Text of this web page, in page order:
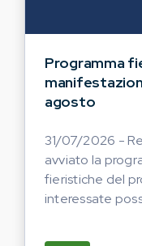
Programma
agosto
31/07/2026 -
avviato la
fieristiche del
interessate